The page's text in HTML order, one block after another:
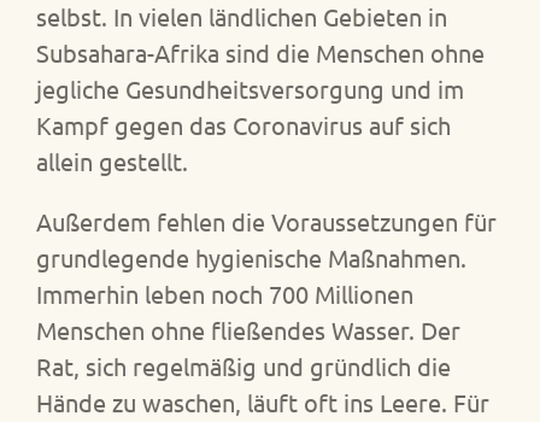
selbst. In vielen ländlichen Gebieten in
Subsahara-Afrika sind die Menschen ohne
jegliche Gesundheitsversorgung und im
Kampf gegen das Coronavirus auf sich
allein gestellt.
Außerdem fehlen die Voraussetzungen für
grundlegende hygienische Maßnahmen.
Immerhin leben noch 700 Millionen
Menschen ohne fließendes Wasser. Der
Rat, sich regelmäßig und gründlich die
Hände zu waschen, läuft oft ins Leere. Für